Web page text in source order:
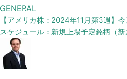
GENERAL
【アメリカ株：2024年11月第3週】
スケジュール：新規上場予定銘柄（